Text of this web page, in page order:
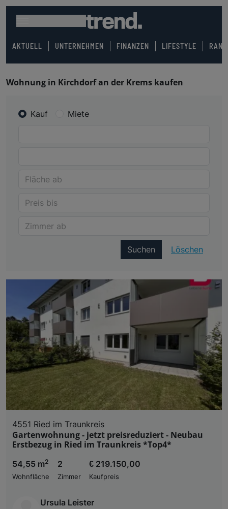
AKTUELL UNTERNEHMEN FINANZEN LIFESTYLE
Wohnung in Kirchdorf an der Krems kaufen
Kauf Miete
Suchen Löschen
4551 Ried im Traunkreis
Gartenwohnung - jetzt preisreduziert - Neubau
Erstbezug in Ried im Traunkreis *Top4*
54,55 m2
Wohnfläche
2
Zimmer
€ 219.150,00
Kaufpreis
Ursula Leister